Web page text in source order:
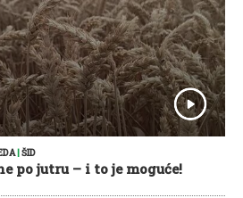
| ŠID
po jutru – i to je moguće!